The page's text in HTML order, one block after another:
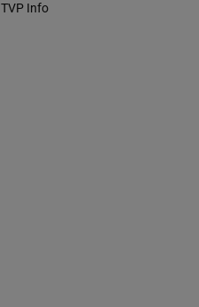
TVP Info